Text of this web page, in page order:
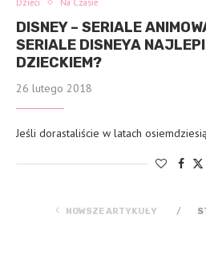
Dzieci Na Czasie
DISNEY – SERIALE
SERIALE DISNEYA
DZIECKIEM?
26 lutego 2018
Jeśli dorastaliście w latach
NOWSZE ARTYKUŁY